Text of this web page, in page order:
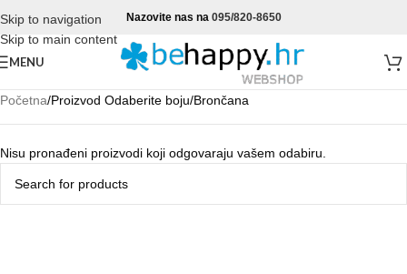
Skip to navigation
Skip to main content
Nazovite nas na 095/820-8650
MENU
Početna Proizvod Odaberite boju Brončana
Nisu pronađeni proizvodi koji odgovaraju vašem odabiru.